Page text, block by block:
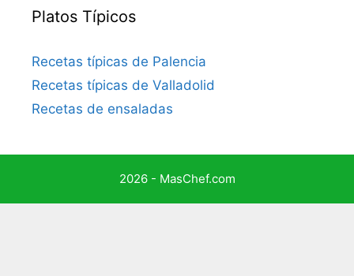
Platos Típicos
Recetas típicas de Palencia
Recetas típicas de Valladolid
Recetas de ensaladas
2026 - MasChef.com